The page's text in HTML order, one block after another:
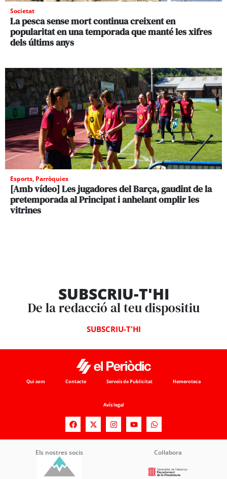
Societat
La pesca sense mort continua creixent en
popularitat en una temporada que manté les xifres
dels últims anys
Esports, Parròquies
[Amb vídeo] Les jugadores del Barça, gaudint de la
pretemporada al Principat i anhelant omplir les
vitrines
SUBSCRIU-T'HI
De la redacció al teu dispositiu
SUBSCRIU-T'HI
Qui som Contacte Serveis de Publicitat Hemeroteca
Avís legal
Els nostres socis Col·labora